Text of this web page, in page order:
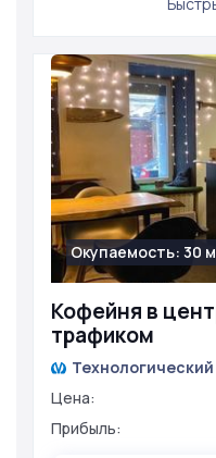
Кофейня в
трафиком
Окупаемость: 30
Цена:
Прибыль: